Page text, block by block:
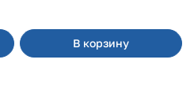
В корзину